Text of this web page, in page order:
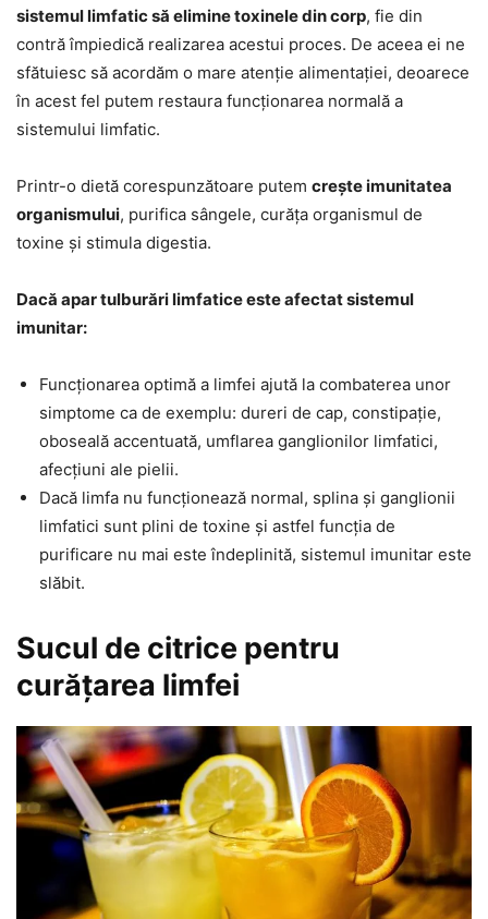
sistemul limfatic să elimine toxinele din corp, fie din
contră împiedică realizarea acestui proces. De aceea ei ne
sfătuiesc să acordăm o mare atenție alimentației, deoarece
în acest fel putem restaura funcționarea normală a
sistemului limfatic.
Printr-o dietă corespunzătoare putem crește imunitatea
organismului, purifica sângele, curăța organismul de
toxine și stimula digestia.
Dacă apar tulburări limfatice este afectat sistemul
imunitar:
Funcționarea optimă a limfei ajută la combaterea unor
simptome ca de exemplu: dureri de cap, constipație,
oboseală accentuată, umflarea ganglionilor limfatici,
afecțiuni ale pielii.
Dacă limfa nu funcționează normal, splina și ganglionii
limfatici sunt plini de toxine și astfel funcția de
purificare nu mai este îndeplinită, sistemul imunitar este
slăbit.
Sucul de citrice pentru
curățarea limfei